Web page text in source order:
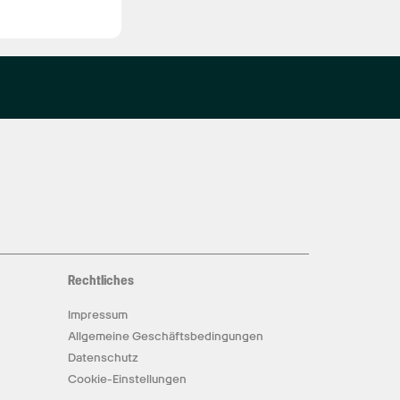
Rechtliches
Impressum
Allgemeine Geschäftsbedingungen
Datenschutz
Cookie-Einstellungen